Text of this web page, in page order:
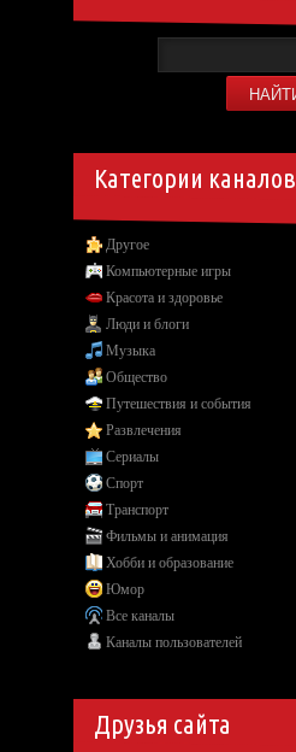
Категории каналов
Другое
Компьютерные игры
Красота и здоровье
Люди и блоги
Музыка
Общество
Путешествия и события
Развлечения
Сериалы
Спорт
Транспорт
Фильмы и анимация
Хобби и образование
Юмор
Все каналы
Каналы пользователей
Друзья сайта